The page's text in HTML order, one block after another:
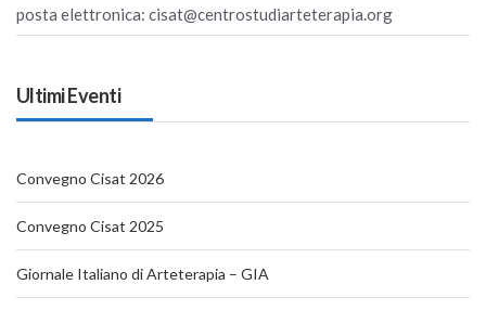
posta elettronica: cisat@centrostudiarteterapia.org
Ultimi Eventi
Convegno Cisat 2026
Convegno Cisat 2025
Giornale Italiano di Arteterapia – GIA